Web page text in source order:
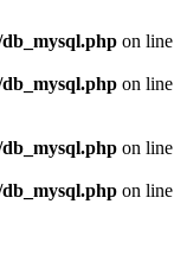
db_mysql.php on line
db_mysql.php on line
db_mysql.php on line
db_mysql.php on line